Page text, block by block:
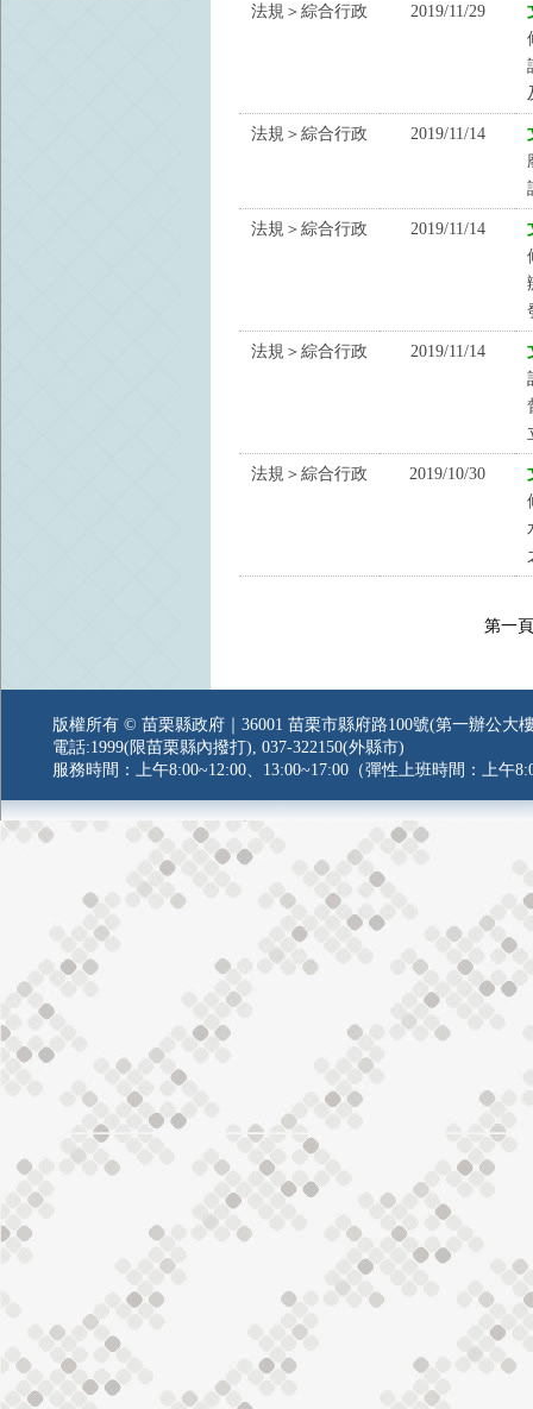
法規＞綜合行政 2019/11/29
法規＞綜合行政 2019/11/14
法規＞綜合行政 2019/11/14
法規＞綜合行政 2019/11/14
法規＞綜合行政 2019/10/30
第一頁
版權所有 © 苗栗縣政府｜36001 苗栗市縣府路100號(第一辦公大
電話:1999(限苗栗縣內撥打), 037-322150(外縣市)
服務時間：上午8:00~12:00、13:00~17:00（彈性上班時間：上午